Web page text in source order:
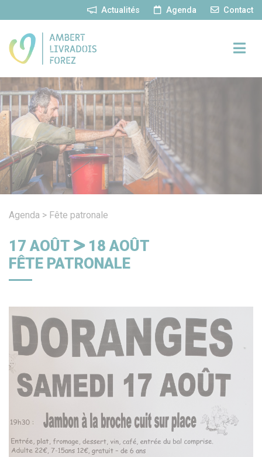
Actualités Agenda Contact
Agenda > Fête patronale
17 AOÛT 18 AOÛT
FÊTE PATRONALE
Panneau de gestion des cookies